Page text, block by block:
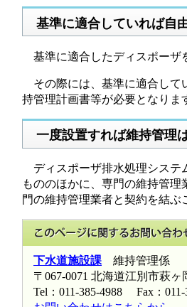
基準に適合していれば自
基準に適合したディスポーザ
その際には、基準に適合して
持管理計画書等が必要となりま
一度設置すれば維持管理
ディスポーザ排水処理システ
もののほかに、専門の維持管
門の維持管理業者と契約を結ぶ
下水道施設課 維持管理係
〒067-0071 北海道江別市萩
Tel：011-385-4988 Fax：011-